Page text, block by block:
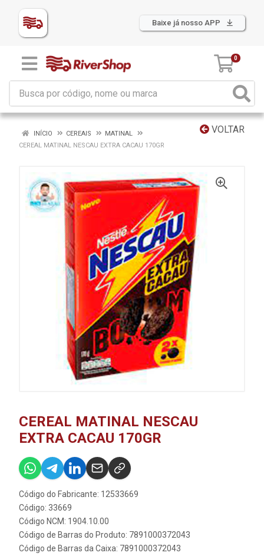
Baixe já nosso APP
0
VOLTAR
INÍCIO CEREAIS
MATINAL
CEREAL MATINAL NESCAU EXTRA CACAU 170GR
CEREAL MATINAL NESCAU
EXTRA CACAU 170GR
Código do Fabricante: 12533669
Código: 33669
Código NCM: 1904.10.00
Código de Barras do Produto: 7891000372043
Código de Barras da Caixa: 7891000372043